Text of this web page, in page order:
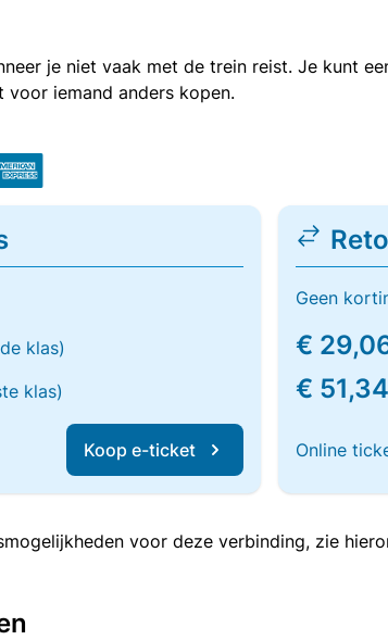
je niet vaak met de trein reist. Je kunt
voor iemand anders kopen.
klas)
klas)
Koop e-ticket
Geen
€
€
Online
voor deze verbinding, zie